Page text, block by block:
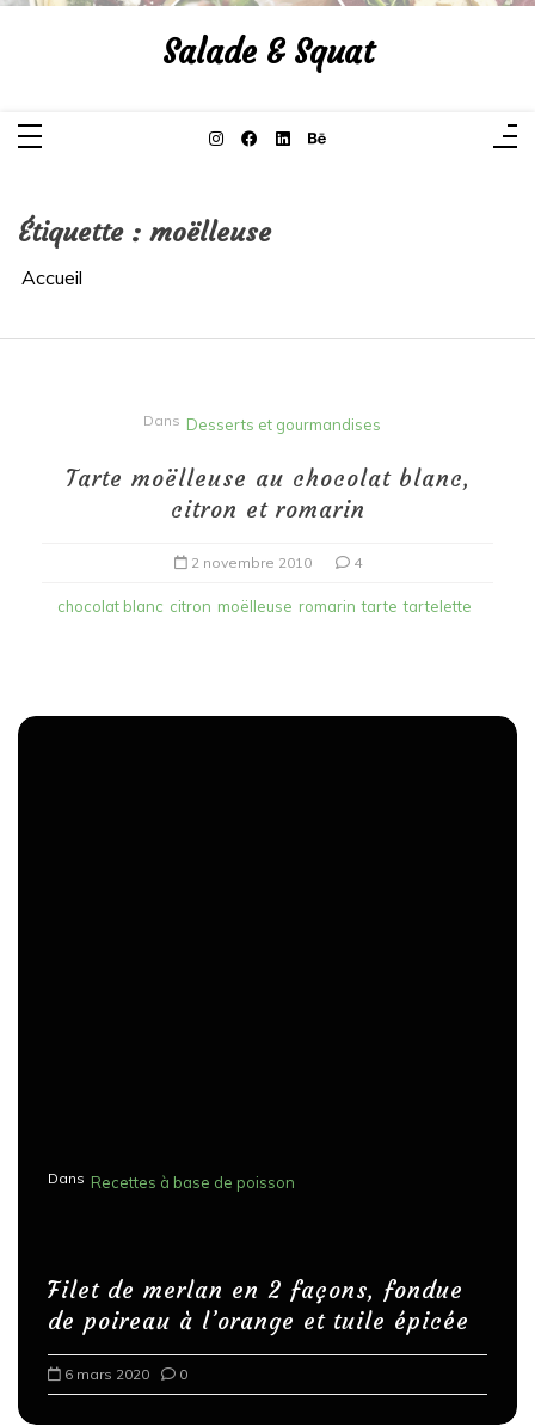
Aller
Salade & Squat
Étiquette : moëlleuse
Accueil
Dans Desserts et gourmandises
Tarte moëlleuse au chocolat blanc,
citron et romarin
2 novembre 2010 4
chocolat blanc citron moëlleuse romarin tarte tartelette
Dans Recettes à base de poisson
Filet de merlan en 2 façons, fondue
de poireau à l’orange et tuile épicée
6 mars 2020 0